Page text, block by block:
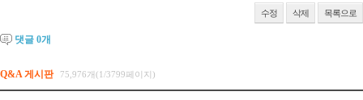
수정 삭제 목록으로
댓글 0개
Q&A 게시판 75,976개(1/3799페이지)